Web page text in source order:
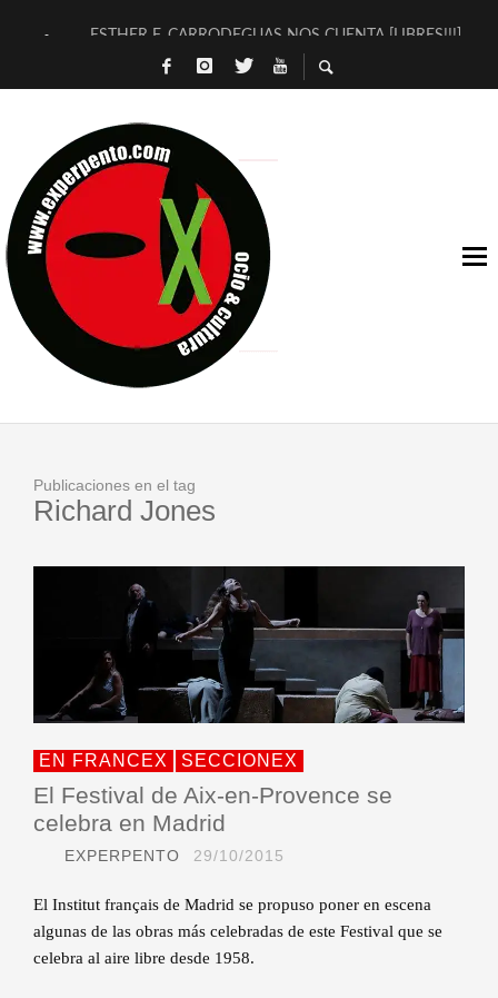
ESTHER F. CARRODEGUAS NOS CUENTA [LIBRES!!!]
[TERRA DE GUAPES] DE SANDRA MONFORT
TIMBRE 4, LA ESCUELA DEL DIRECTOR TEATRAL CLAUDIO
30 AÑOS (NO ES NADA) DE LA KATARSIS DEL TOMATAZO
MILITARES JUDÍAS EN #EXVITA
D’BALDOMEROS REINVENTAN [BITÁCORA 3.0] EN EXVITA
MARSHALL FLASH PRESENTA EN EXVITA [RELATIVA
JOFRE BARDAGÍ EN EXVITA INTERPRETANDO A SERRAT
Publicaciones en el tag
Richard Jones
EN FRANCEX SECCIONEX
El Festival de Aix-en-Provence se
celebra en Madrid
EXPERPENTO 29/10/2015
El Institut français de Madrid se propuso poner en escena
algunas de las obras más celebradas de este Festival que se
celebra al aire libre desde 1958.